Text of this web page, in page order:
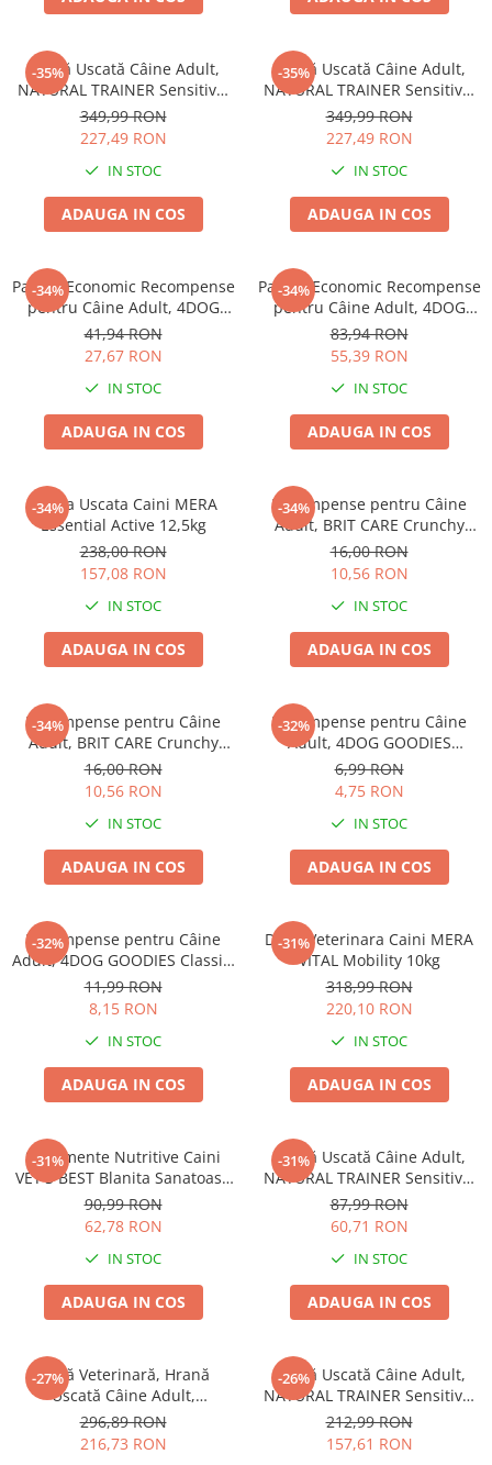
-35%
Hrană Uscată Câine Adult,
NATURAL TRAINER Sensitive,
Fără Gluten, Talie
Medie/Mare, Iepure, 12kg
349,99 RON
227,49 RON
IN STOC
ADAUGA IN COS
-35%
Hrană Uscată Câine Adult,
NATURAL TRAINER Sensitive,
Fără Gluten, Talie
Medie/Mare, Miel, 12kg
349,99 RON
227,49 RON
IN STOC
ADAUGA IN COS
-34%
Pachet Economic Recompense
pentru Câine Adult, 4DOG
GOODIES Trainer, Miel și
Orez, 6x150g
41,94 RON
27,67 RON
IN STOC
ADAUGA IN COS
-34%
Pachet Economic Recompense
pentru Câine Adult, 4DOG
GOODIES Classic, Jerky
Tenders Pui, 6x100g
83,94 RON
55,39 RON
IN STOC
ADAUGA IN COS
-34%
Hrana Uscata Caini MERA
Essential Active 12,5kg
238,00 RON
157,08 RON
IN STOC
ADAUGA IN COS
-34%
Recompense pentru Câine
Adult, BRIT CARE Crunchy
Cracker, Insecte, Curcan și
Mere, 200g
16,00 RON
10,56 RON
IN STOC
ADAUGA IN COS
-34%
Recompense pentru Câine
Adult, BRIT CARE Crunchy
Cracker, Insecte, Iepure și
Fenicul, 200g
16,00 RON
10,56 RON
IN STOC
ADAUGA IN COS
-32%
Recompense pentru Câine
Adult, 4DOG GOODIES
Trainer, Miel și Orez, 150g
6,99 RON
4,75 RON
IN STOC
ADAUGA IN COS
-32%
Recompense pentru Câine
Adult, 4DOG GOODIES Classic,
Jerky Tenders Pui, 100g
11,99 RON
8,15 RON
IN STOC
ADAUGA IN COS
-31%
Dieta Veterinara Caini MERA
VITAL Mobility 10kg
318,99 RON
220,10 RON
IN STOC
ADAUGA IN COS
-31%
Suplimente Nutritive Caini
VET'S BEST Blanita Sanatoasa
60 tablete
90,99 RON
62,78 RON
IN STOC
ADAUGA IN COS
-31%
Hrană Uscată Câine Adult,
NATURAL TRAINER Sensitive,
Fără Gluten, Talie Mică,
Iepure, 2kg
87,99 RON
60,71 RON
IN STOC
ADAUGA IN COS
-27%
Dietă Veterinară, Hrană
Uscată Câine Adult,
EXCLUSION Intestinal, Talie
Mică, Porc și Orez, 7kg
296,89 RON
216,73 RON
-26%
Hrană Uscată Câine Adult,
NATURAL TRAINER Sensitive,
Talie Mică, Prosciutto Crudo,
7kg
212,99 RON
157,61 RON